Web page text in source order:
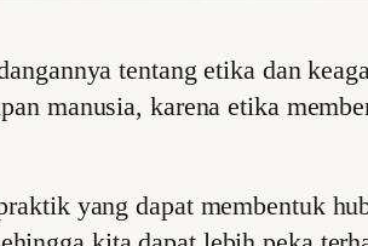
tentang etika dan
manusia, karena etika
yang dapat membentuk